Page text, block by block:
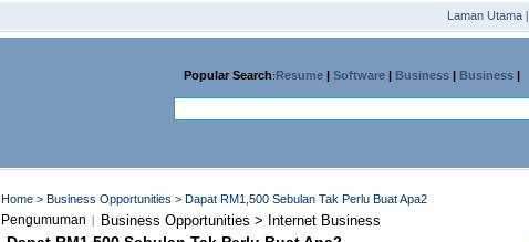
Laman Utama|
Popular Search:Resume| Software| Business| Business|
Home > Business Opportunities > Dapat RM1,500 Sebulan Tak Perlu Buat Apa2
Pengumuman | Business Opportunities > Internet Business